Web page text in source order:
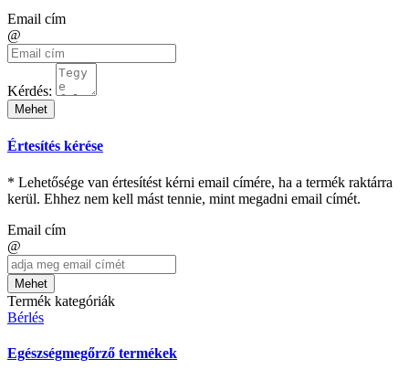
Email cím
@
Kérdés:
Mehet
Értesítés kérése
* Lehetősége van értesítést kérni email címére, ha a termék raktárra
kerül. Ehhez nem kell mást tennie, mint megadni email címét.
Email cím
@
Mehet
Termék kategóriák
Bérlés
Egészségmegőrző termékek